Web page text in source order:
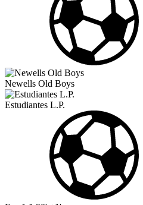
Newells Old Boys
Estudiantes L.P.